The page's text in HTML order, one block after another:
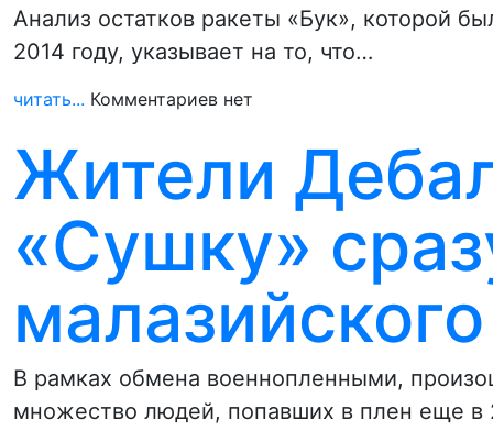
Анализ остатков ракеты «Бук», которой
2014 году, указывает на то, что…
читать... Комментариев нет
Жители
«Сушку»
В рамках обмена военнопленными,
множество людей, попавших в плен еще в